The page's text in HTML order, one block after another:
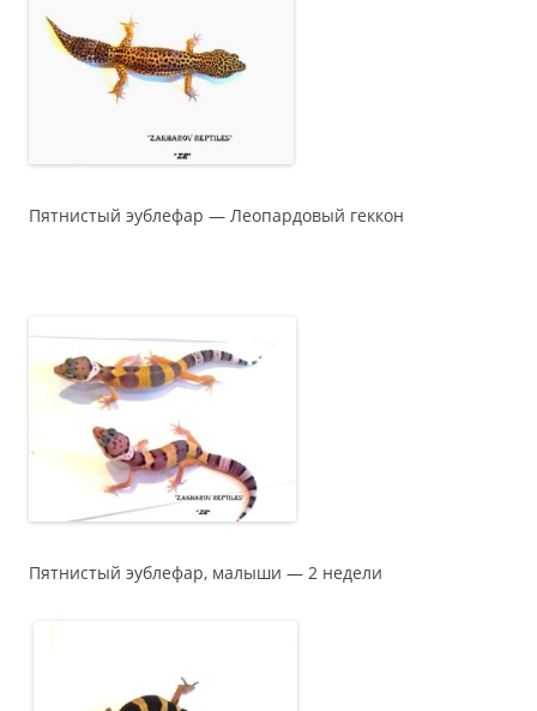
Пятнистый эублефар — Леопардовый геккон
Пятнистый эублефар, малыши — 2 недели